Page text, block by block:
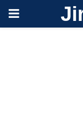
PRIMARY